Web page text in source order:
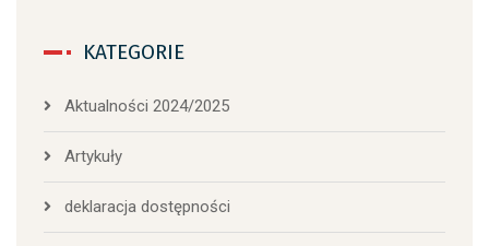
KATEGORIE
Aktualności 2024/2025
Artykuły
deklaracja dostępności